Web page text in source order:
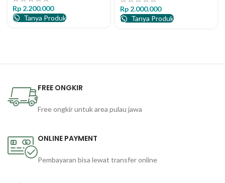
Rp 2.200.000
Tanya Produk
Rp 2.000.000
Tanya Produk
FREE ONGKIR
Free ongkir untuk area pulau jawa
ONLINE PAYMENT
Pembayaran bisa lewat transfer online